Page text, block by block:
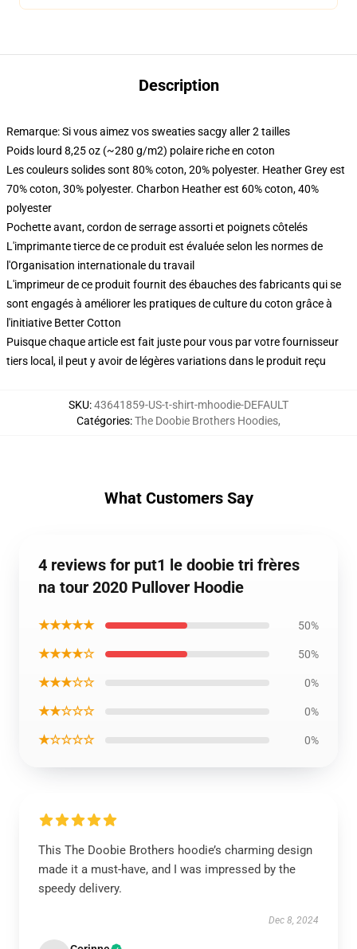
Description
Remarque: Si vous aimez vos sweaties sacgy aller 2 tailles
Poids lourd 8,25 oz (~280 g/m2) polaire riche en coton
Les couleurs solides sont 80% coton, 20% polyester. Heather Grey est
70% coton, 30% polyester. Charbon Heather est 60% coton, 40%
polyester
Pochette avant, cordon de serrage assorti et poignets côtelés
L'imprimante tierce de ce produit est évaluée selon les normes de
l'Organisation internationale du travail
L'imprimeur de ce produit fournit des ébauches des fabricants qui se
sont engagés à améliorer les pratiques de culture du coton grâce à
l'initiative Better Cotton
Puisque chaque article est fait juste pour vous par votre fournisseur
tiers local, il peut y avoir de légères variations dans le produit reçu
SKU:43641859-US-t-shirt-mhoodie-DEFAULT
Catégories:The Doobie Brothers Hoodies,
What Customers Say
4 reviews for put1 le doobie tri frères
na tour 2020 Pullover Hoodie
★★★★★ 50%
★★★★☆ 50%
★★★☆☆ 0%
★★☆☆☆ 0%
★☆☆☆☆ 0%
This The Doobie Brothers hoodie’s charming design
made it a must-have, and I was impressed by the
speedy delivery.
Dec 8, 2024